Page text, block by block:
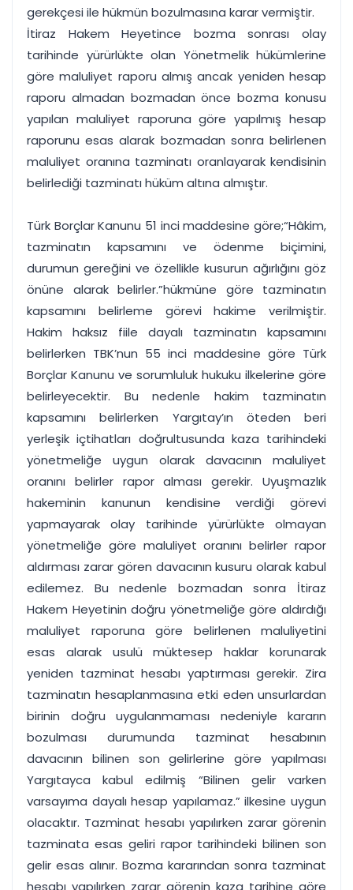
gerekçesi ile hükmün bozulmasına karar vermiştir.
İtiraz Hakem Heyetince bozma sonrası olay
tarihinde yürürlükte olan Yönetmelik hükümlerine
göre maluliyet raporu almış ancak yeniden hesap
raporu almadan bozmadan önce bozma konusu
yapılan maluliyet raporuna göre yapılmış hesap
raporunu esas alarak bozmadan sonra belirlenen
maluliyet oranına tazminatı oranlayarak kendisinin
belirlediği tazminatı hüküm altına almıştır.
Türk Borçlar Kanunu 51 inci maddesine göre;“Hâkim,
tazminatın kapsamını ve ödenme biçimini,
durumun gereğini ve özellikle kusurun ağırlığını göz
önüne alarak belirler.”hükmüne göre tazminatın
kapsamını belirleme görevi hakime verilmiştir.
Hakim haksız fiile dayalı tazminatın kapsamını
belirlerken TBK’nun 55 inci maddesine göre Türk
Borçlar Kanunu ve sorumluluk hukuku ilkelerine göre
belirleyecektir. Bu nedenle hakim tazminatın
kapsamını belirlerken Yargıtay’ın öteden beri
yerleşik içtihatları doğrultusunda kaza tarihindeki
yönetmeliğe uygun olarak davacının maluliyet
oranını belirler rapor alması gerekir. Uyuşmazlık
hakeminin kanunun kendisine verdiği görevi
yapmayarak olay tarihinde yürürlükte olmayan
yönetmeliğe göre maluliyet oranını belirler rapor
aldırması zarar gören davacının kusuru olarak kabul
edilemez. Bu nedenle bozmadan sonra İtiraz
Hakem Heyetinin doğru yönetmeliğe göre aldırdığı
maluliyet raporuna göre belirlenen maluliyetini
esas alarak usulü müktesep haklar korunarak
yeniden tazminat hesabı yaptırması gerekir. Zira
tazminatın hesaplanmasına etki eden unsurlardan
birinin doğru uygulanmaması nedeniyle kararın
bozulması durumunda tazminat hesabının
davacının bilinen son gelirlerine göre yapılması
Yargıtayca kabul edilmiş “Bilinen gelir varken
varsayıma dayalı hesap yapılamaz.” ilkesine uygun
olacaktır. Tazminat hesabı yapılırken zarar görenin
tazminata esas geliri rapor tarihindeki bilinen son
gelir esas alınır. Bozma kararından sonra tazminat
hesabı yapılırken zarar görenin kaza tarihine göre